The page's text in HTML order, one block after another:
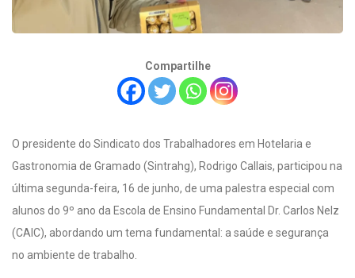
Compartilhe
O presidente do Sindicato dos Trabalhadores em Hotelaria e
Gastronomia de Gramado (Sintrahg), Rodrigo Callais, participou na
última segunda-feira, 16 de junho, de uma palestra especial com
alunos do 9º ano da Escola de Ensino Fundamental Dr. Carlos Nelz
(CAIC), abordando um tema fundamental: a saúde e segurança
no ambiente de trabalho.